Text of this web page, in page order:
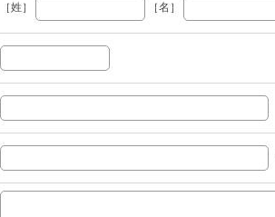
［姓］ ［名］